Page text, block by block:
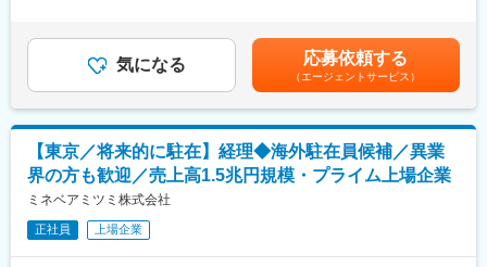
■業務内容
以下業務を時期毎に担当いただきます。
・当社連結決算
・連結PKG提出に関する子会社へのサポート
※将来的に海外赴任の可能性有（社員の30%が海外赴任中）。国内
でのご活躍が認められた方は、入社3～5年後を目安に海外に赴任
しています。
434,300円、年収1,064万円（残業30H込）・30代後半：月給
620,000円、年収1,407万円※給与詳細は経験・能力・前職給与等
を踏まえて決定賃金はあくまでも目安の金額であり、選考を通じ
て上下する可能性があります。月給(月額)は固定手当を含めた表記
です。
気になる 応募依頼する
（エージェントサービス）
【東京／将来的に駐在】経理◆海外駐在員候補／異業
界の方も歓迎／売上高1.5兆円規模・プライム上場企業
ミネベアミツミ株式会社
正社員 上場企業